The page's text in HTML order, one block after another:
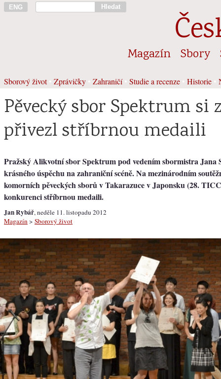
ENG Hledat
Magazín Sbory
Sborový život• Zprávičky Zahraničí• Studie a recenze Historie
Pěvecký sbor Spektrum si
přivezl stříbrnou medaili
Pražský Alikvotní sbor Spektrum pod vedením sbormistra Jana
krásného úspěchu na zahraniční scéně. Na mezinárodním
komorních pěveckých sborů v Takarazuce v Japonsku (28.
konkurenci stříbrnou medaili.
Jan Rybář, neděle 11. listopadu 2012
Magazín > Sborový život